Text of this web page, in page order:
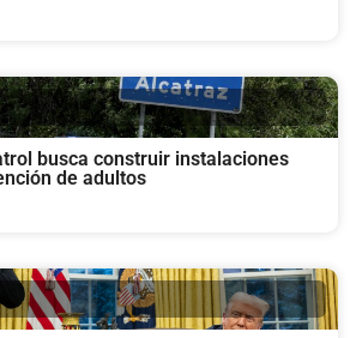
busca construir instalaciones
de adultos